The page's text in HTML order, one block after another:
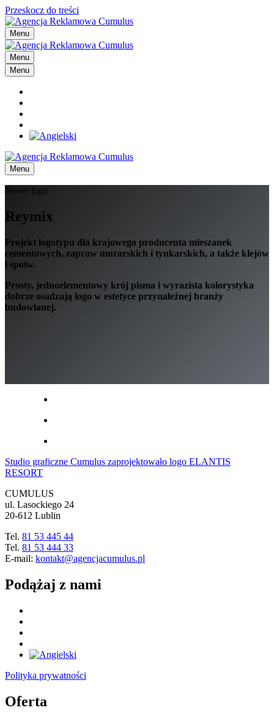
Przeskocz do treści
Menu
Menu
Menu
Menu
Nowe logo
Reymix
Projekt logotypu dla krajowego producenta mieszanek
cementowych, zapraw murarskich i tynkarskich, a także klejów
i spoiw.
Prosty, jednoelementowy krój pisma i wyrazista kolorystyka
dobrze osadzają logo w estetyce przynależnej branży
budowlanej.
Studio graficzne Cumulus zaprojektowało logo ELANTIS
RESORT
CUMULUS
ul. Lasockiego 24
20-612 Lublin
Tel. 81 53 445 44
Tel. 81 53 444 33
E-mail: kontakt@agencjacumulus.pl
Podążaj z nami
Polityka prywatności
Oferta